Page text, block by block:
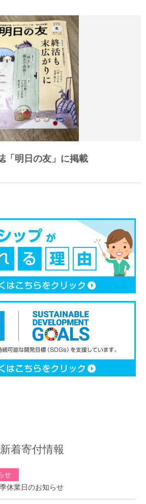
「明日の友」に掲載
新着寄付情報
せ
休業日のお知らせ